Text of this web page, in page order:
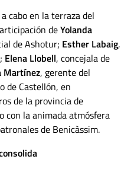
cabo en la terraza del
deYolanda
de Ashotur; Esther Labaig,
Elena Llobell, concejala de
Martínez, gerente del
de Castellón, en
de la provincia de
con la animada atmósfera
de Benicàssim.